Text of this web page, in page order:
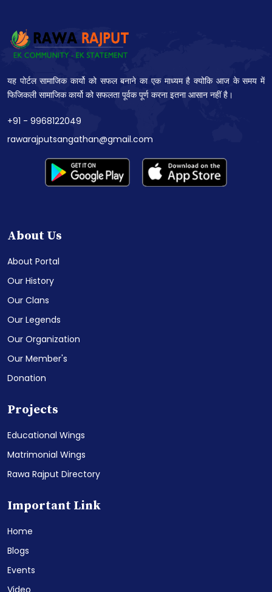
यह पोर्टल सामाजिक कार्यो को सफल बनाने का एक माध्यम है क्योकि आज के समय में
फिजिकली सामाजिक कार्यो को सफलता पूर्वक पूर्ण करना इतना आसान नहीं है।
+91 - 9968122049
rawarajputsangathan@gmail.com
About Us
About Portal
Our History
Our Clans
Our Legends
Our Organization
Our Member's
Donation
Projects
Educational Wings
Matrimonial Wings
Rawa Rajput Directory
Important Link
Home
Blogs
Events